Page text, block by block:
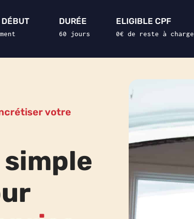
DÉBUT DURÉE
60 jours
ELIGIBLE CPF
0€ de reste à charge
votre
simple